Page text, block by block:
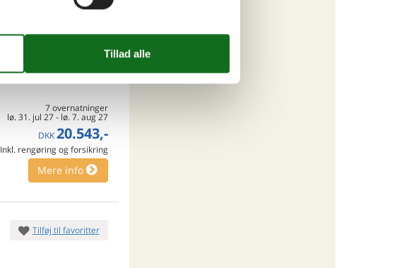
Mere info
7 overnatninger
lø. 31. jul 27- lø. 7. aug 27
DKK 20.543,-
Inkl. rengøring og forsikring
Mere info
Tilføj til favoritter